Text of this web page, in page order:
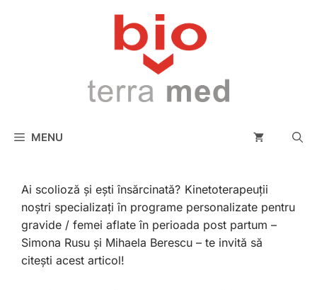
MENU
Ai scolioză și ești însărcinată? Kinetoterapeuții
noștri specializați în programe personalizate pentru
gravide / femei aflate în perioada post partum –
Simona Rusu și Mihaela Berescu – te invită să
citești acest articol!